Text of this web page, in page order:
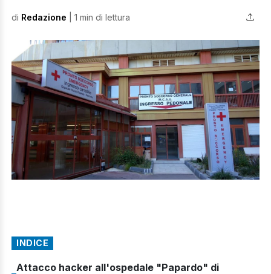
di Redazione | 1 min di lettura
INDICE
Attacco hacker all'ospedale "Papardo" di